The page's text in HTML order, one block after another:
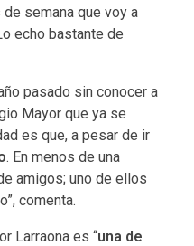
semana que voy a
echo bastante de
pasado sin conocer a
Mayor que ya se
es que, a pesar de ir
. En menos de una
amigos; uno de ellos
comenta.
Larraona es “una de